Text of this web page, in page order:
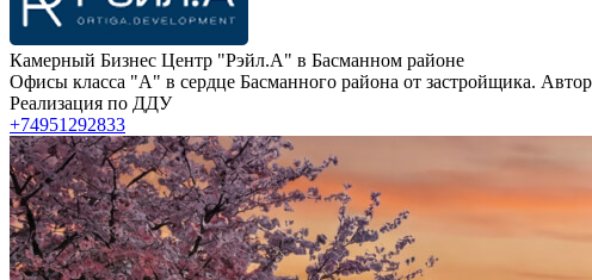
Камерный Бизнес Центр "Рэйл.А" в Басманном районе
Офисы класса "А" в сердце Басманного района от застройщика.
Реализация по ДДУ
+74951292833